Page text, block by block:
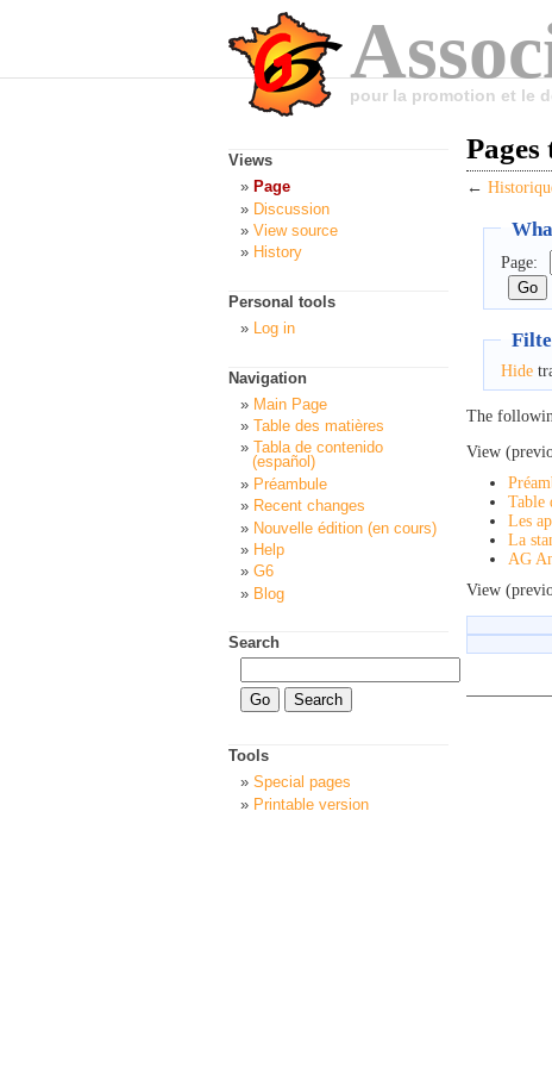
pour la promotion et le
←
Page:
Hide
The
View
Table
Les
La
AG
View
Views
Page
Discussion
View source
History
Personal tools
Log in
Navigation
Main Page
Table des matières
Tabla de contenido
(español)
Préambule
Recent changes
Nouvelle édition (en cours)
Help
G6
Blog
Search
Tools
Special pages
Printable version